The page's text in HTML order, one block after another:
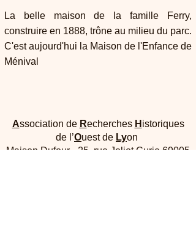
La belle maison de la famille Ferry,
construire en 1888, trône au milieu du parc.
C'est aujourd'hui la Maison de l'Enfance de
Ménival
Association de Recherches H istoriques
de l’Ouest de Lyon
Maison Dufour - 25, rue Joliot Curie 69005